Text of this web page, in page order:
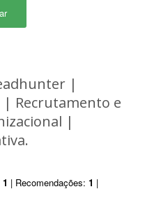
|
| Recrutamento e
|
1 | Recomendações: 1 |